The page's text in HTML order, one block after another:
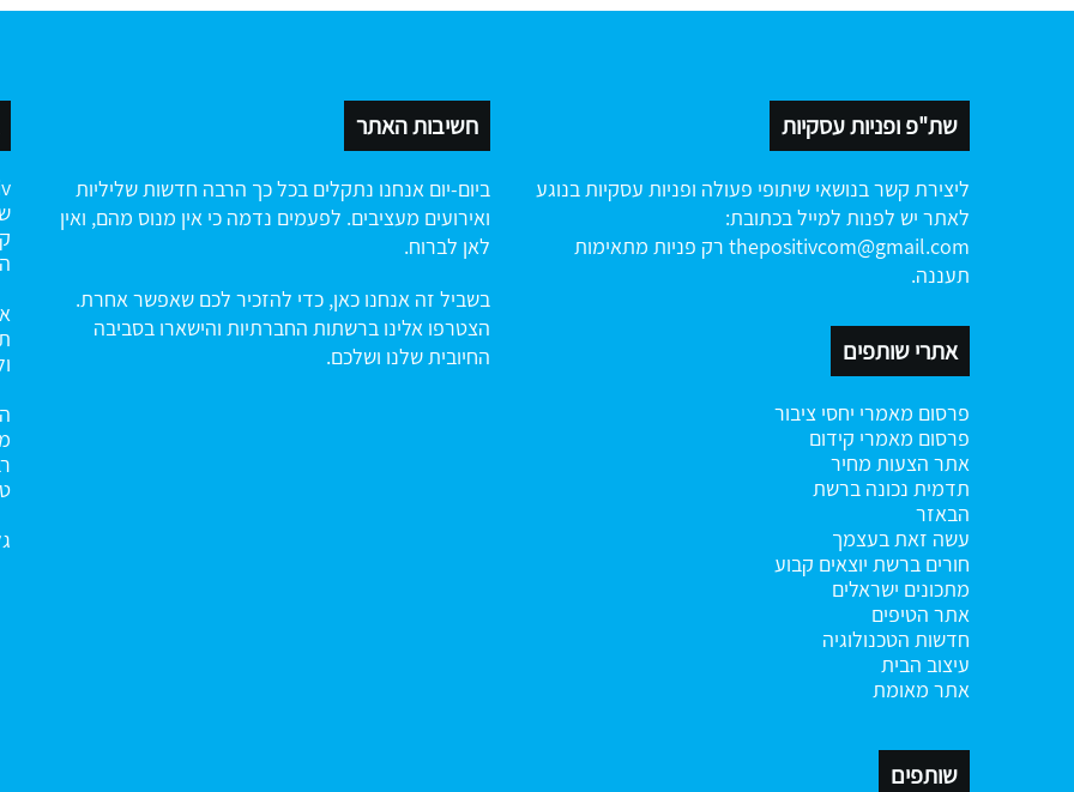
שת"פ ופניות עסקיות
ליצירת קשר בנושאי שיתופי פעולה ופניות עסקיות בנוגע
לאתר יש לפנות למייל בכתובת:
thepositivcom@gmail.com רק פניות מתאימות
תעננה.
אתרי שותפים
פרסום מאמרי יחסי ציבור
פרסום מאמרי קידום
אתר הצעות מחיר
תדמית נכונה ברשת
הבאזר
עשה זאת בעצמך
חורים ברשת יוצאים קבוע
מתכונים ישראלים
אתר הטיפים
חדשות הטכנולוגיה
עיצוב הבית
אתר מאומת
חשיבות האתר
ביום-יום אנחנו נתקלים בכל כך הרבה חדשות שליליות
ואירועים מעציבים. לפעמים נדמה כי אין מנוס מהם, ואין
לאן לברוח.
בשביל זה אנחנו כאן, כדי להזכיר לכם שאפשר אחרת.
הצטרפו אלינו ברשתות החברתיות והישארו בסביבה
החיובית שלנו ושלכם.
שותפים